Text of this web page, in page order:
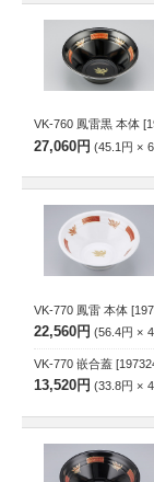
VK-760 鳳雷黒 本体
27,060円 45.1円
VK-770 鳳雷 本体
22,560円 56.4円
VK-770 嵌合蓋
13,520円 33.8円